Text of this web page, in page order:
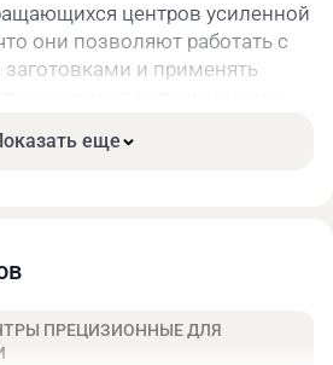
центров усиленной
они позволяют работать с
и применять
при воздействии
еще
ПРЕЦИЗИОННЫЕ ДЛЯ